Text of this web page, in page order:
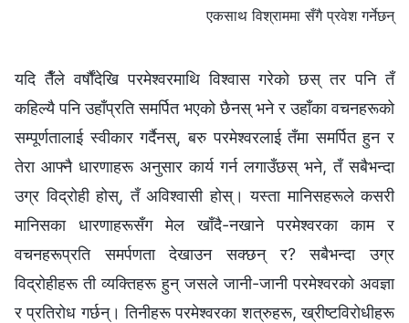
एकसाथ विश्राममा सँगै प्रवेश गर्नेछन्
यदि तैँले वर्षौंदेखि परमेश्‍वरमाथि विश्‍वास गरेको छस् तर पनि तँ
कहिल्यै पनि उहाँप्रति समर्पित भएको छैनस् भने र उहाँका वचनहरूको
सम्पूर्णतालाई स्वीकार गर्दैनस्, बरु परमेश्‍वरलाई तँमा समर्पित हुन र
तेरा आफ्नै धारणाहरू अनुसार कार्य गर्न लगाउँछस् भने, तँ सबैभन्दा
उग्र विद्रोही होस्, तँ अविश्‍वासी होस्। यस्ता मानिसहरूले कसरी
मानिसका धारणाहरूसँग मेल खाँदै-नखाने परमेश्‍वरका काम र
वचनहरूप्रति समर्पणता देखाउन सक्छन् र? सबैभन्दा उग्र
विद्रोहीहरू ती व्यक्तिहरू हुन् जसले जानी-जानी परमेश्‍वरको अवज्ञा
र प्रतिरोध गर्छन्। तिनीहरू परमेश्‍वरका शत्रुहरू, ख्रीष्टविरोधीहरू